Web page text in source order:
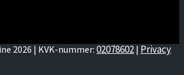
2026 | KVK-nummer: 02078602 | Privacy